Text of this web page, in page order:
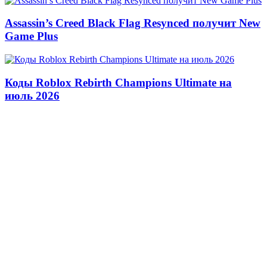
Assassin’s Creed Black Flag Resynced получит New
Game Plus
Коды Roblox Rebirth Champions Ultimate на
июль 2026